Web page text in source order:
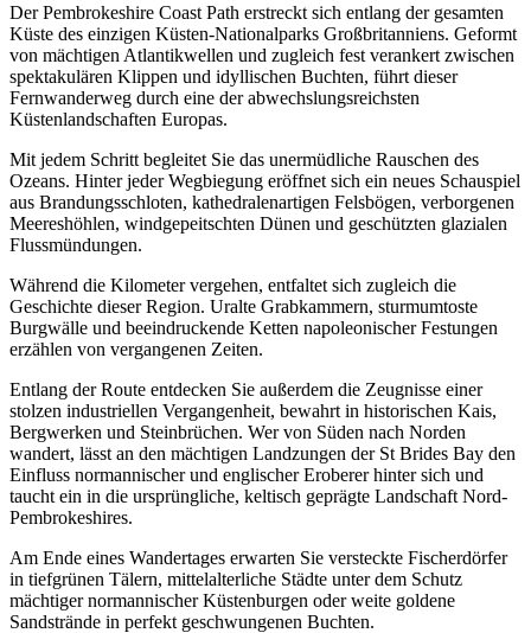
Der Pembrokeshire Coast Path erstreckt sich entlang der gesamten
Küste des einzigen Küsten-Nationalparks Großbritanniens. Geformt
von mächtigen Atlantikwellen und zugleich fest verankert zwischen
spektakulären Klippen und idyllischen Buchten, führt dieser
Fernwanderweg durch eine der abwechslungsreichsten
Küstenlandschaften Europas.
Mit jedem Schritt begleitet Sie das unermüdliche Rauschen des
Ozeans. Hinter jeder Wegbiegung eröffnet sich ein neues Schauspiel
aus Brandungsschloten, kathedralenartigen Felsbögen, verborgenen
Meereshöhlen, windgepeitschten Dünen und geschützten glazialen
Flussmündungen.
Während die Kilometer vergehen, entfaltet sich zugleich die
Geschichte dieser Region. Uralte Grabkammern, sturmumtoste
Burgwälle und beeindruckende Ketten napoleonischer Festungen
erzählen von vergangenen Zeiten.
Entlang der Route entdecken Sie außerdem die Zeugnisse einer
stolzen industriellen Vergangenheit, bewahrt in historischen Kais,
Bergwerken und Steinbrüchen. Wer von Süden nach Norden
wandert, lässt an den mächtigen Landzungen der St Brides Bay den
Einfluss normannischer und englischer Eroberer hinter sich und
taucht ein in die ursprüngliche, keltisch geprägte Landschaft Nord-
Pembrokeshires.
Am Ende eines Wandertages erwarten Sie versteckte Fischerdörfer
in tiefgrünen Tälern, mittelalterliche Städte unter dem Schutz
mächtiger normannischer Küstenburgen oder weite goldene
Sandstrände in perfekt geschwungenen Buchten.